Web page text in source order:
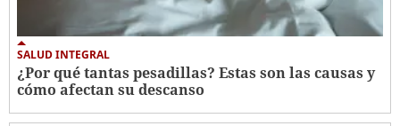
SALUD INTEGRAL
¿Por qué tantas pesadillas? Estas son las causas y
cómo afectan su descanso